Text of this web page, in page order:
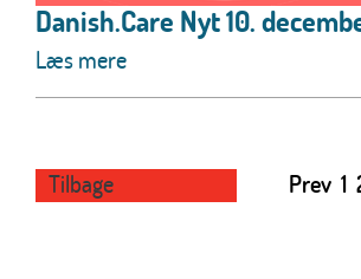
Danish.Care Nyt 10.
Læs mere
Tilbage Prev 1